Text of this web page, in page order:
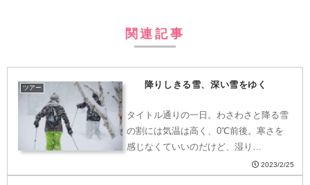
関連記事
ツアー 降りしきる雪、深い雪をゆく
タイトル通りの一日。わさわさと降る雪
の割には気温は高く、0℃前後。寒さを
感じなくていいのだけど、湿り…
2023/2/25